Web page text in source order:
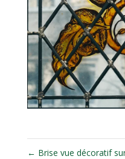
← Brise vue décoratif